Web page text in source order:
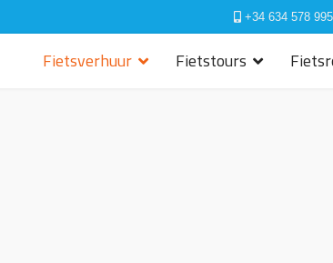
+34 634 578 995
Fietsverhuur Fietstours